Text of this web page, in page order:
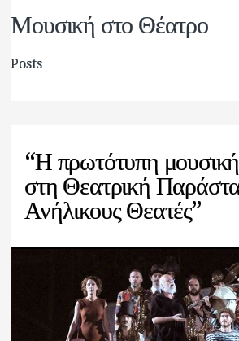
Μουσική στο Θέατρο
Posts
“Η πρωτότυπη
στη Θεατρική
Ανήλικους Θεατές”